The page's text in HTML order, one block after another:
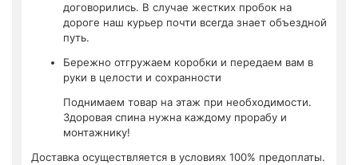
договорились. В случае жестких пробок на
дороге наш курьер почти всегда знает объездной
путь.
Бережно отгружаем коробки и передаем вам в
руки в целости и сохранности
Поднимаем товар на этаж при необходимости.
Здоровая спина нужна каждому прорабу и
монтажнику!
Доставка осуществляется в условиях 100% предоплаты.